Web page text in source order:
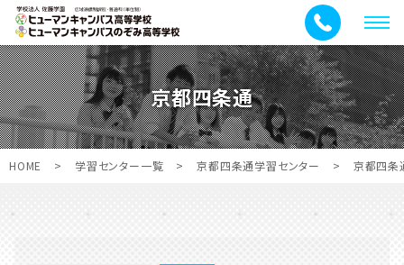
メ
ニ
ュ
ー
京都四条通
HOME > 学習センター一覧 > 京都四条通学習センター > 京都四条